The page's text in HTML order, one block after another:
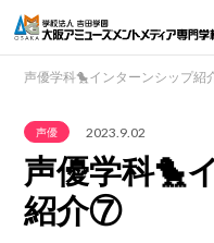
声優学科🐤インターンシップ
声優 2023.9.02
声優学科🐤
紹介⑦